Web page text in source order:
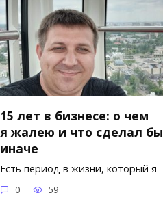
15 лет в бизнесе: о чем
я жалею и что сделал бы
иначе
Есть период в жизни, который я
0 59